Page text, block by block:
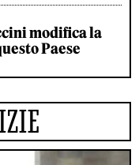
modifica la
Paese